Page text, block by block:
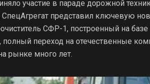
участие в параде дорожной
представил ключевую
СФР-1, построенный на
переход на отечественные
рынке много лет.